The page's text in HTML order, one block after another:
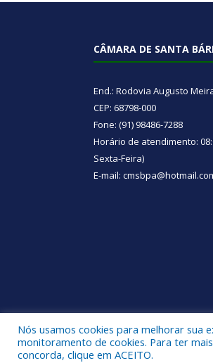
CÂMARA DE SANTA
End.: Rodovia Augusto
CEP: 68798-000
Fone: (91) 98486-7288
Horário de atendimento:
Sexta-Feira)
E-mail:
Todos os direitos
Nós usamos cookies para melhorar sua
monitoramento de cookies. Para ter
concorda, clique em ACEITO.